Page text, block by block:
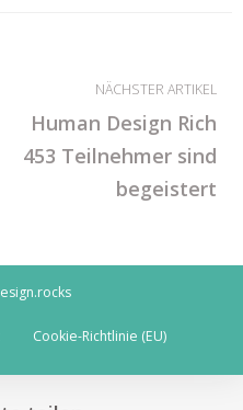
NÄCHSTER ARTIKEL
Human Design Rich
453 Teilnehmer sind
begeistert
Cookie-Richtlinie (EU)